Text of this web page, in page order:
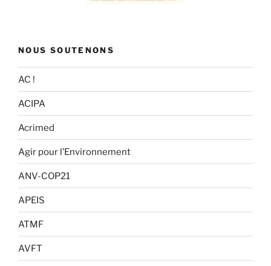
NOUS SOUTENONS
AC !
ACIPA
Acrimed
Agir pour l’Environnement
ANV-COP21
APEIS
ATMF
AVFT